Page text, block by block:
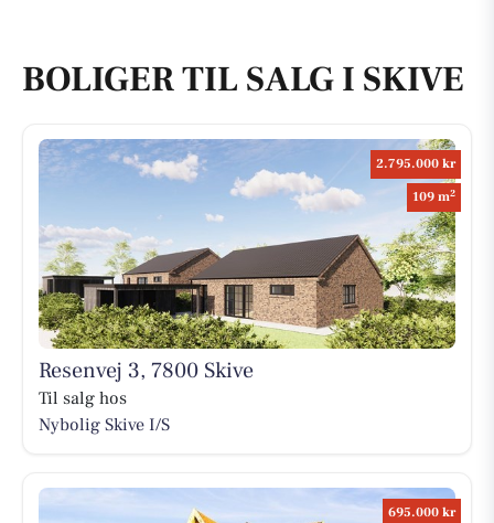
BOLIGER TIL SALG I SKIVE
2.795.000 kr
109 m2
Resenvej 3, 7800 Skive
Til salg hos
Nybolig Skive I/S
695.000 kr